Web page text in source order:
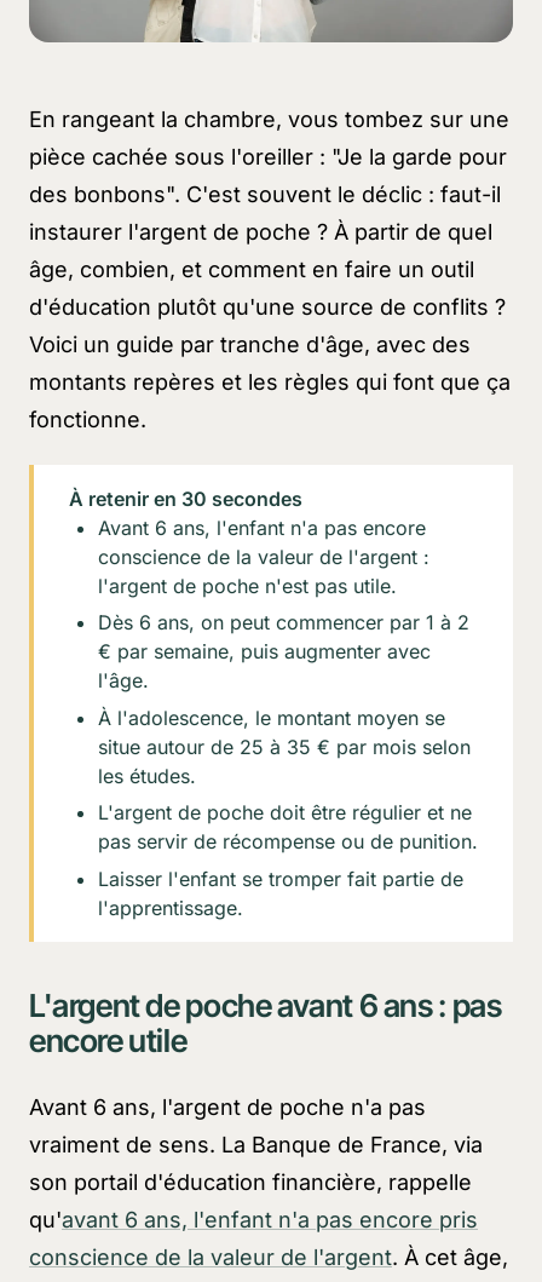
En rangeant la chambre, vous tombez sur une
pièce cachée sous l'oreiller : "Je la garde pour
des bonbons". C'est souvent le déclic : faut-il
instaurer l'argent de poche ? À partir de quel
âge, combien, et comment en faire un outil
d'éducation plutôt qu'une source de conflits ?
Voici un guide par tranche d'âge, avec des
montants repères et les règles qui font que ça
fonctionne.
À retenir en 30 secondes
Avant 6 ans, l'enfant n'a pas encore
conscience de la valeur de l'argent :
l'argent de poche n'est pas utile.
Dès 6 ans, on peut commencer par 1 à 2
€ par semaine, puis augmenter avec
l'âge.
À l'adolescence, le montant moyen se
situe autour de 25 à 35 € par mois selon
les études.
L'argent de poche doit être régulier et ne
pas servir de récompense ou de punition.
Laisser l'enfant se tromper fait partie de
l'apprentissage.
L'argent de poche avant 6 ans : pas
encore utile
Avant 6 ans, l'argent de poche n'a pas
vraiment de sens. La Banque de France, via
son portail d'éducation financière, rappelle
qu'avant 6 ans, l'enfant n'a pas encore pris
conscience de la valeur de l'argent. À cet âge,